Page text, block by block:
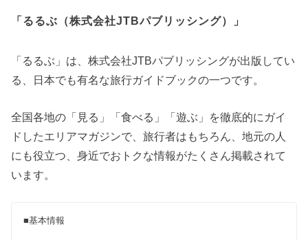
「るるぶ（株式会社JTBパブリッシング）」
「るるぶ」は、株式会社JTBパブリッシングが出版してい
る、日本でも有名な旅行ガイドブックの一つです。
全国各地の「見る」「食べる」「遊ぶ」を徹底的にガイ
ドしたエリアマガジンで、旅行者はもちろん、地元の人
にも役立つ、身近でおトクな情報がたくさん掲載されて
います。
■基本情報